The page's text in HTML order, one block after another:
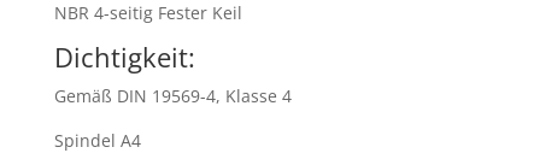
NBR 4-seitig Fester Keil
Dichtigkeit:
Gemäß DIN 19569-4, Klasse 4
Spindel A4